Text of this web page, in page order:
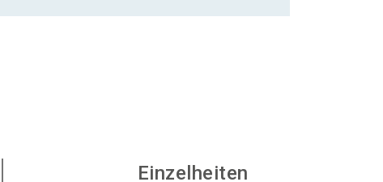
Aussteller werden
Einzelheiten